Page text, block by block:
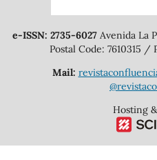
e-ISSN: 2735-6027Avenida La
Postal Code: 7610315 /
Mail:
Hosting